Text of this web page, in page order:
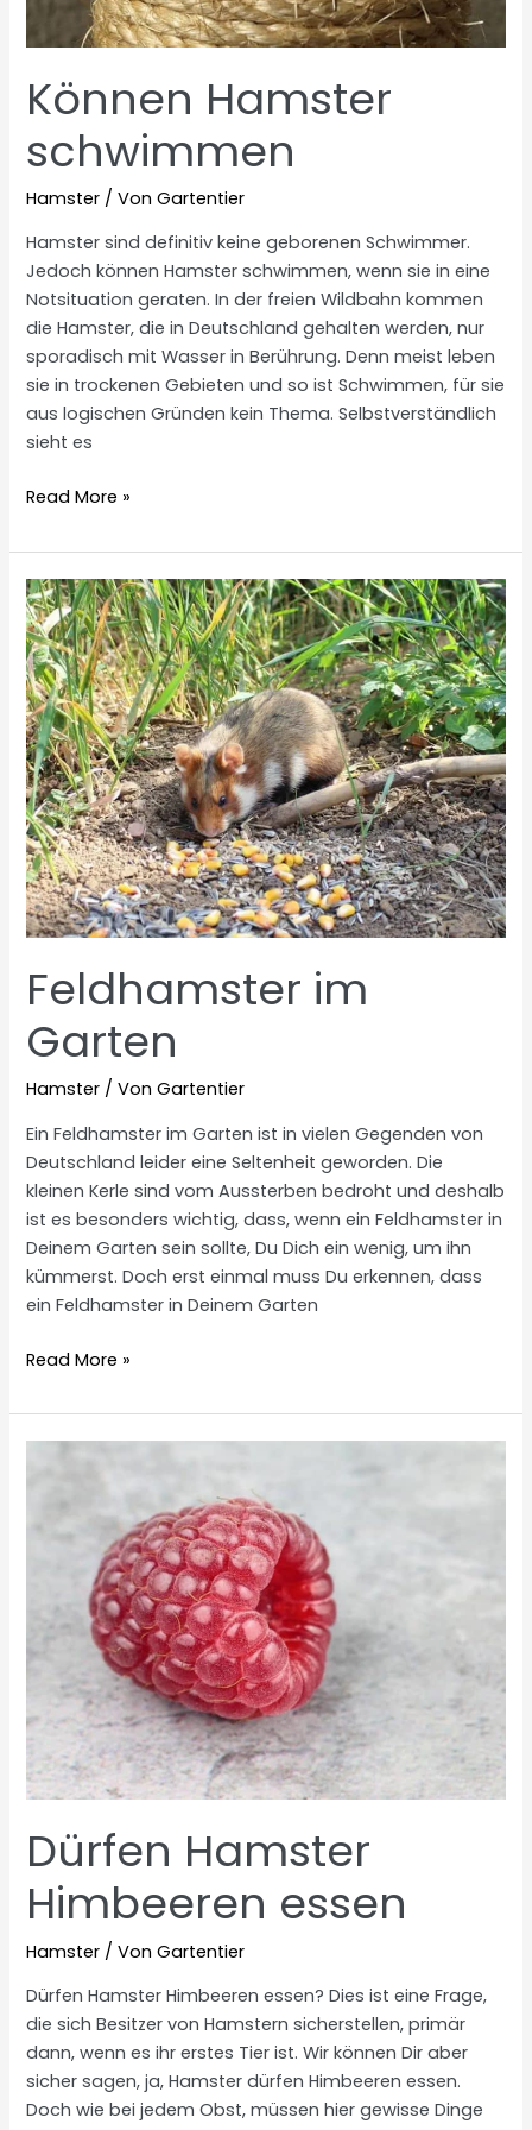
Können Hamster
schwimmen
Hamster / VonGartentier
Hamster sind definitiv keine geborenen Schwimmer.
Jedoch können Hamster schwimmen, wenn sie in eine
Notsituation geraten. In der freien Wildbahn kommen
die Hamster, die in Deutschland gehalten werden, nur
sporadisch mit Wasser in Berührung. Denn meist leben
sie in trockenen Gebieten und so ist Schwimmen, für sie
aus logischen Gründen kein Thema. Selbstverständlich
sieht es
Können
schwimmen
Read More »
Feldhamster im
Garten
Hamster / VonGartentier
Ein Feldhamster im Garten ist in vielen Gegenden von
Deutschland leider eine Seltenheit geworden. Die
kleinen Kerle sind vom Aussterben bedroht und deshalb
ist es besonders wichtig, dass, wenn ein Feldhamster in
Deinem Garten sein sollte, Du Dich ein wenig, um ihn
kümmerst. Doch erst einmal muss Du erkennen, dass
ein Feldhamster in Deinem Garten
Feldhamster
Garten
Read More »
Dürfen Hamster
Himbeeren essen
Hamster / VonGartentier
Dürfen Hamster Himbeeren essen? Dies ist eine Frage,
die sich Besitzer von Hamstern sicherstellen, primär
dann, wenn es ihr erstes Tier ist. Wir können Dir aber
sicher sagen, ja, Hamster dürfen Himbeeren essen.
Doch wie bei jedem Obst, müssen hier gewisse Dinge